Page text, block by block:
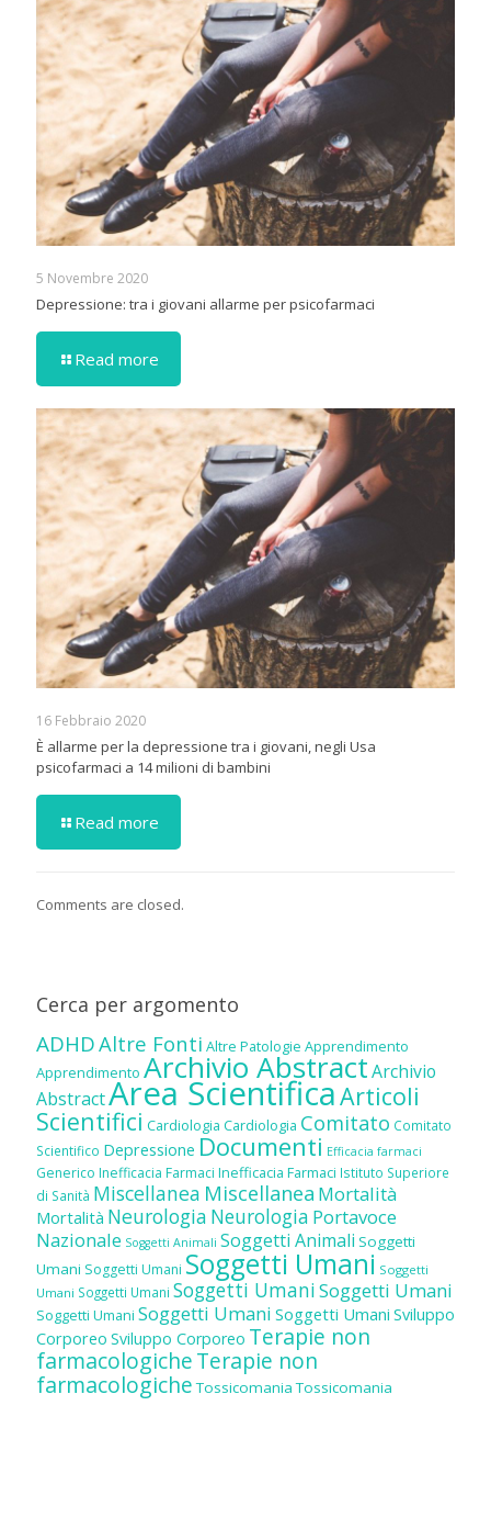
5 Novembre 2020
Depressione: tra i giovani allarme per psicofarmaci
Read more
16 Febbraio 2020
È allarme per la depressione tra i giovani, negli Usa
psicofarmaci a 14 milioni di bambini
Read more
Comments are closed.
Cerca per argomento
ADHDAltre Fonti Altre Patologie Apprendimento
Apprendimento Archivio AbstractArchivio
AbstractArea ScientificaArticoli
Scientifici Cardiologia Cardiologia Comitato Comitato
Scientifico Depressione Documenti Efficacia farmaci
Generico Inefficacia Farmaci Inefficacia Farmaci Istituto Superiore
di Sanità Miscellanea Miscellanea Mortalità
Mortalità Neurologia Neurologia Portavoce
Nazionale Soggetti Animali Soggetti Animali Soggetti
Umani Soggetti Umani Soggetti Umani Soggetti
Umani Soggetti Umani Soggetti UmaniSoggetti Umani
Soggetti Umani Soggetti Umani Soggetti Umani Sviluppo
Corporeo Sviluppo Corporeo Terapie non
farmacologicheTerapie non
farmacologiche Tossicomania Tossicomania